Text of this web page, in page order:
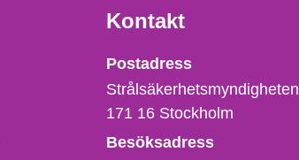
Kontakt
Strålsäkerhetsmyndigheten
Postadress
Strålsäkerhetsmyndigheten
171 16 Stockholm
Besöksadress